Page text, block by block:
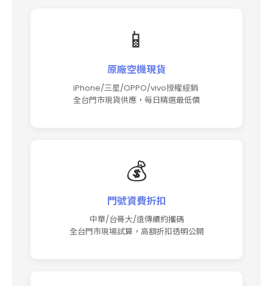
📱
原廠空機現貨
iPhone/三星/OPPO/vivo授權經銷
全台門市現貨供應，每日精選最低價
💰
門號資費折扣
中華/台哥大/遠傳續約攜碼
全台門市現場試算，高額折扣透明公開